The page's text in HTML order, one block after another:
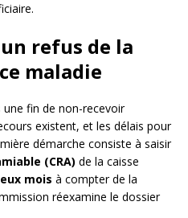
refus de la
maladie
une fin de non-recevoir
existent, et les délais pour
démarche consiste à saisir
(CRA) de la caisse
mois à compter de la
réexamine le dossier